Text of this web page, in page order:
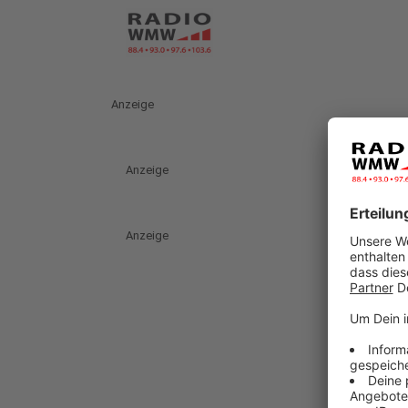
Anzeige
Anzeige
Anzeige